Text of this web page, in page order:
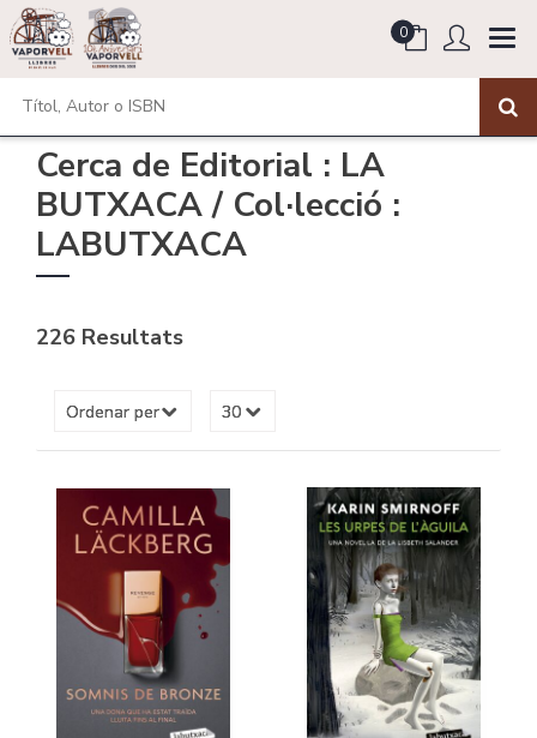
0
Cerca de Editorial : LA
BUTXACA / Col·lecció :
LABUTXACA
226 Resultats